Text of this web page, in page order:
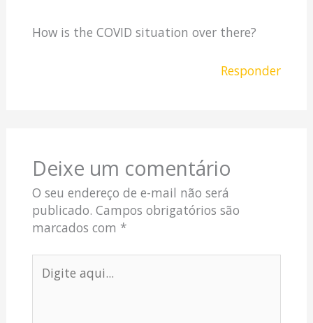
How is the COVID situation over there?
Responder
Deixe um comentário
O seu endereço de e-mail não será
publicado. Campos obrigatórios são
marcados com *
aqui...